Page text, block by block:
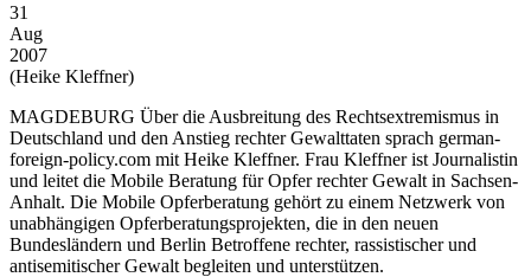
31
Aug
2007
(Heike Kleffner)
MAGDEBURG Über die Ausbreitung des Rechtsextremismus in
Deutschland und den Anstieg rechter Gewalttaten sprach german-
foreign-policy.com mit Heike Kleffner. Frau Kleffner ist Journalistin
und leitet die Mobile Beratung für Opfer rechter Gewalt in Sachsen-
Anhalt. Die Mobile Opferberatung gehört zu einem Netzwerk von
unabhängigen Opferberatungsprojekten, die in den neuen
Bundesländern und Berlin Betroffene rechter, rassistischer und
antisemitischer Gewalt begleiten und unterstützen.